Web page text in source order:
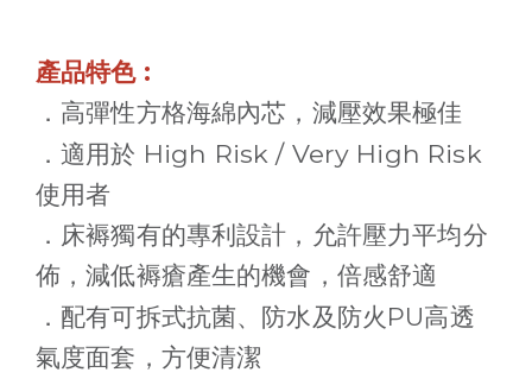
產品特色:
．高彈性方格海綿內芯，減壓效果極佳
．適用於 High Risk / Very High Risk
使用者
．床褥獨有的專利設計，允許壓力平均分
佈，減低褥瘡產生的機會，倍感舒適
．配有可拆式抗菌、防水及防火 PU高透
氣度面套，方便清潔